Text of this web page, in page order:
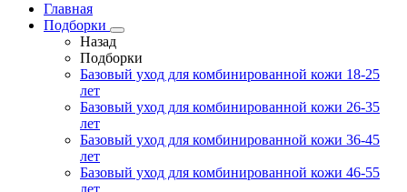
Главная
Подборки
Назад
Подборки
Базовый уход для комбинированной кожи 18-25
лет
Базовый уход для комбинированной кожи 26-35
лет
Базовый уход для комбинированной кожи 36-45
лет
Базовый уход для комбинированной кожи 46-55
лет